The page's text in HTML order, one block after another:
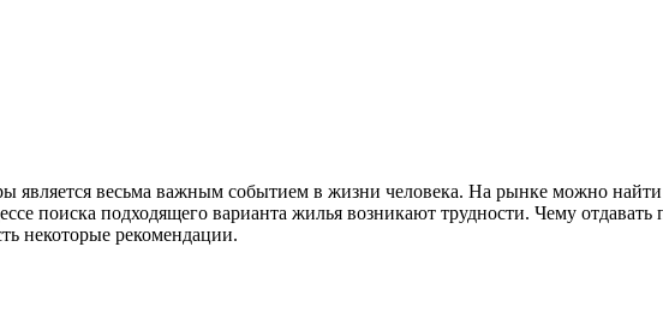
является весьма важным событием в жизни человека. На рынке можно
поиска подходящего варианта жилья возникают трудности. Чему
некоторые рекомендации.